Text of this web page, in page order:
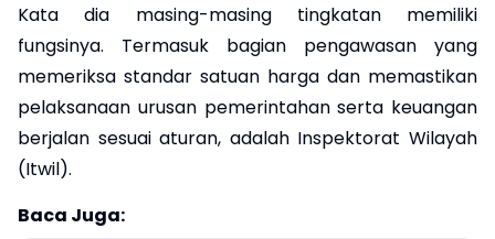
Kata dia masing-masing tingkatan memiliki
fungsinya. Termasuk bagian pengawasan yang
memeriksa standar satuan harga dan memastikan
pelaksanaan urusan pemerintahan serta keuangan
berjalan sesuai aturan, adalah Inspektorat Wilayah
(Itwil).
Baca Juga: